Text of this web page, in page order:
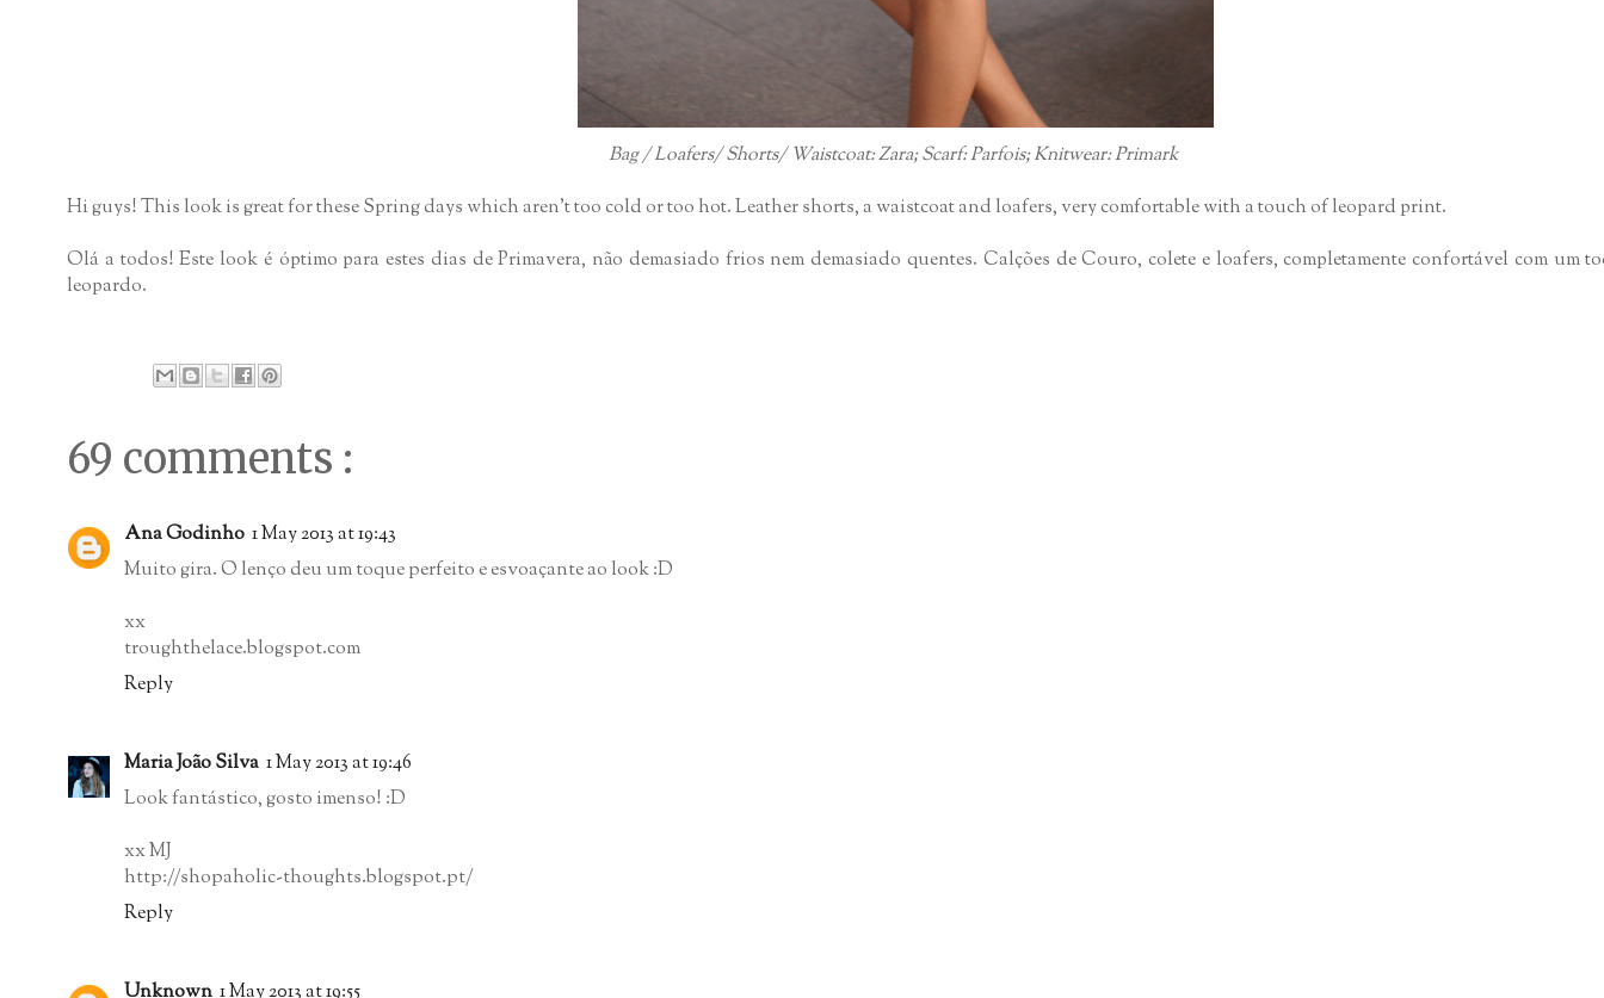
Bag / Loafers/ Shorts/ Waistcoat: Zara; Scarf: Parfois; Knitwear: Primark
Hi guys! This look is great for these Spring days which aren't too cold or too hot. Leather shorts, a waistcoat and loafers, very comfortable with a touch of leopard print.
Olá a todos! Este look é óptimo para estes dias de Primavera, não demasiado frios nem demasiado quentes. Calções de Couro, colete e loafers, completamente confortável com um
leopardo.
69 comments :
Ana Godinho 1 May 2013 at 19:43
Muito gira. O lenço deu um toque perfeito e esvoaçante ao look :D
xx
troughthelace.blogspot.com
Reply
Maria João Silva 1 May 2013 at 19:46
Look fantástico, gosto imenso! :D
xx MJ
http://shopaholic-thoughts.blogspot.pt/
Reply